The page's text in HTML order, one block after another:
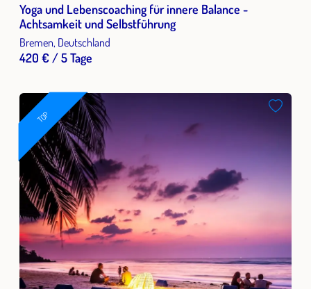
Yoga und Lebenscoaching für innere Balance -
Achtsamkeit und Selbstführung
Bremen, Deutschland
420 € / 5 Tage
TOP